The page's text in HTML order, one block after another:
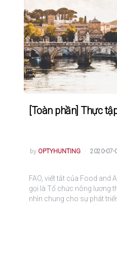
[Toàn phần] Thực
POSTED
by OPTYHUNTING 2020-07-
FAO, viết tắt của Food and
gọi là Tổ chức nông lương
nhìn chung cho sự phát